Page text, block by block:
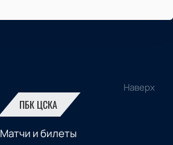
Наверх
ПБК ЦСКА
Матчи и билеты